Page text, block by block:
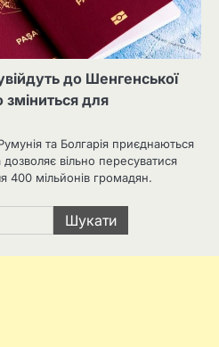
до Шенгенської
для
та Болгарія приєднаються
вільно пересуватися
400 мільйонів громадян.